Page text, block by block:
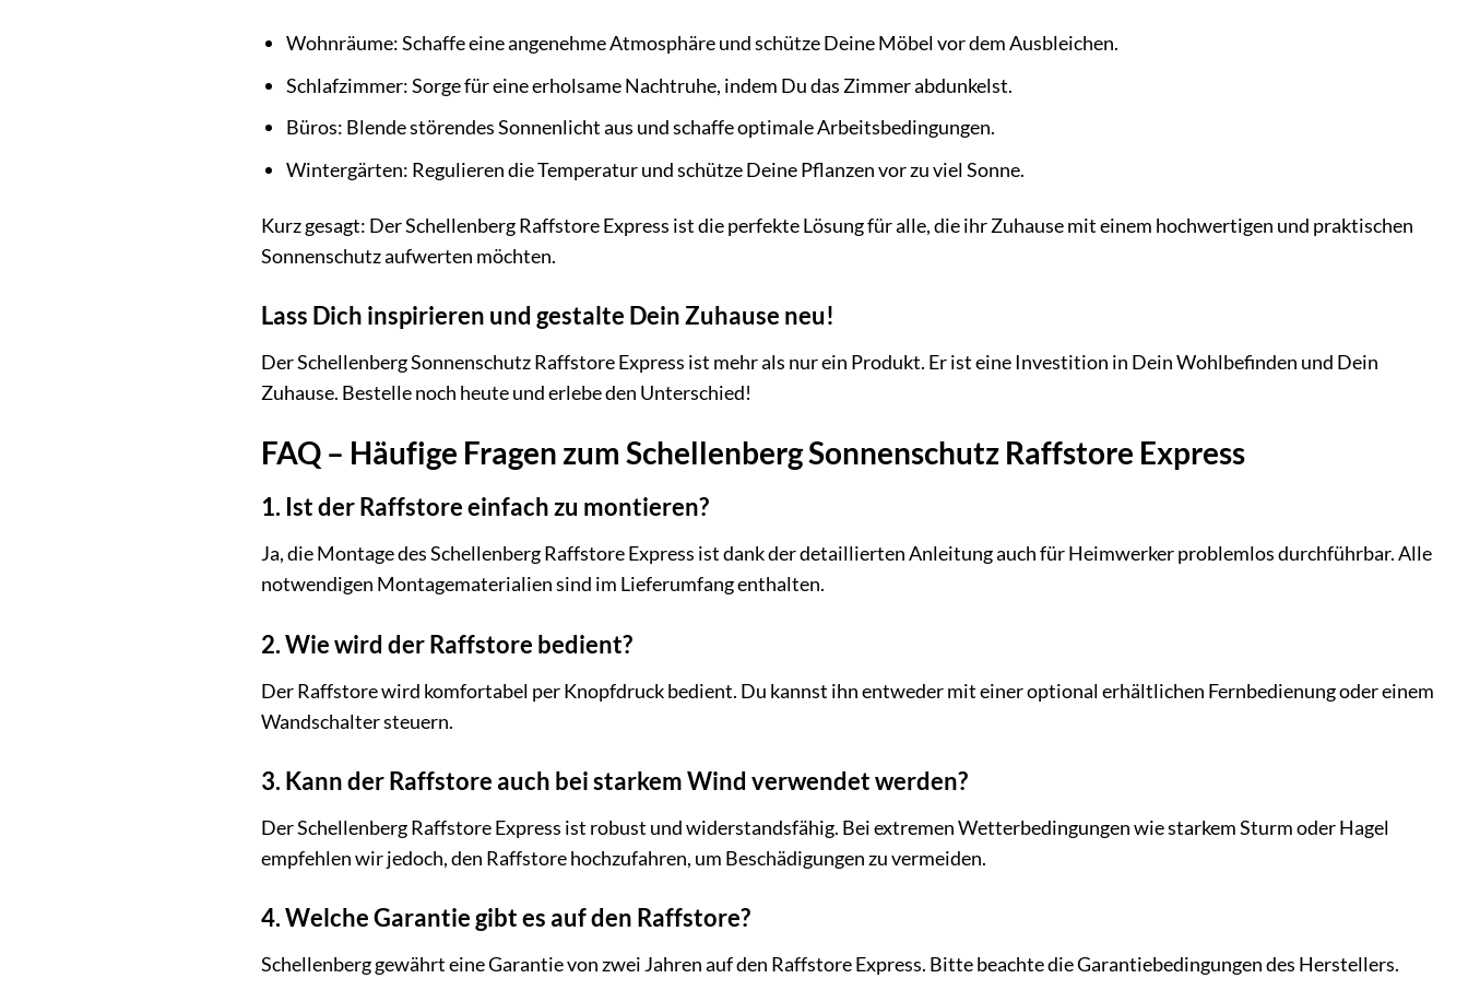
Wohnräume: Schaffe eine angenehme Atmosphäre und schütze Deine Möbel vor dem Ausbleichen.
Schlafzimmer: Sorge für eine erholsame Nachtruhe, indem Du das Zimmer abdunkelst.
Büros: Blende störendes Sonnenlicht aus und schaffe optimale Arbeitsbedingungen.
Wintergärten: Regulieren die Temperatur und schütze Deine Pflanzen vor zu viel Sonne.
Kurz gesagt: Der Schellenberg Raffstore Express ist die perfekte Lösung für alle, die ihr Zuhause mit einem hochwertigen und praktischen
Sonnenschutz aufwerten möchten.
Lass Dich inspirieren und gestalte Dein Zuhause neu!
Der Schellenberg Sonnenschutz Raffstore Express ist mehr als nur ein Produkt. Er ist eine Investition in Dein Wohlbefinden und Dein
Zuhause. Bestelle noch heute und erlebe den Unterschied!
FAQ – Häufige Fragen zum Schellenberg Sonnenschutz Raffstore Express
1. Ist der Raffstore einfach zu montieren?
Ja, die Montage des Schellenberg Raffstore Express ist dank der detaillierten Anleitung auch für Heimwerker problemlos durchführbar. Alle
notwendigen Montagematerialien sind im Lieferumfang enthalten.
2. Wie wird der Raffstore bedient?
Der Raffstore wird komfortabel per Knopfdruck bedient. Du kannst ihn entweder mit einer optional erhältlichen Fernbedienung oder einem
Wandschalter steuern.
3. Kann der Raffstore auch bei starkem Wind verwendet werden?
Der Schellenberg Raffstore Express ist robust und widerstandsfähig. Bei extremen Wetterbedingungen wie starkem Sturm oder Hagel
empfehlen wir jedoch, den Raffstore hochzufahren, um Beschädigungen zu vermeiden.
4. Welche Garantie gibt es auf den Raffstore?
Schellenberg gewährt eine Garantie von zwei Jahren auf den Raffstore Express. Bitte beachte die Garantiebedingungen des Herstellers.